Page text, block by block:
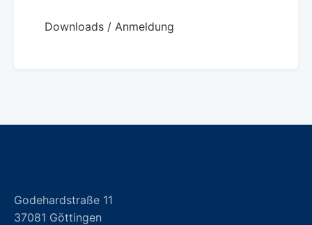
Downloads / Anmeldung
Godehardstraße 11
37081 Göttingen